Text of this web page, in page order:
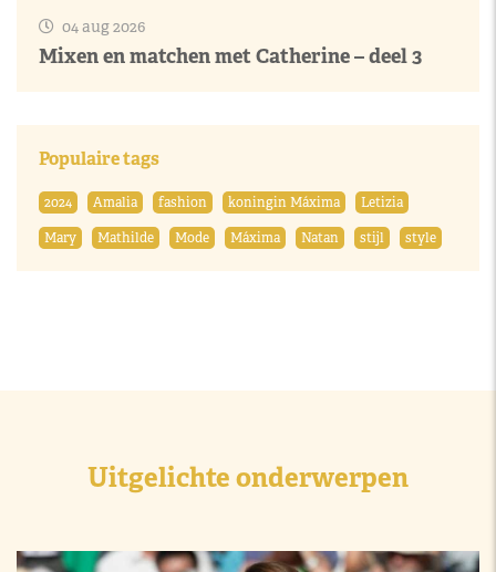
04 aug 2026
Mixen en matchen met Catherine – deel 3
Populaire tags
2024 Amalia fashion koningin Máxima
Letizia
Mary
Mathilde Mode Máxima Natan stijl style
Uitgelichte onderwerpen